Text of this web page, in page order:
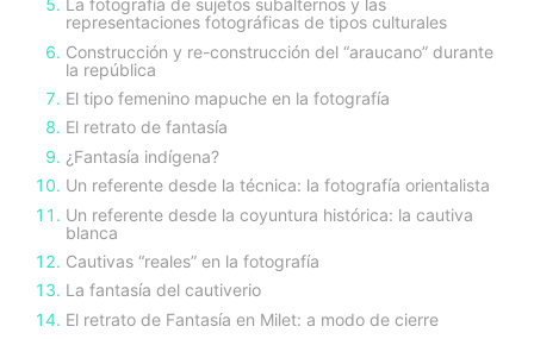
La fotografía de sujetos subalternos y las
representaciones fotográficas de tipos culturales
Construcción y re-construcción del “araucano” durante
la república
El tipo femenino mapuche en la fotografía
El retrato de fantasía
¿Fantasía indígena?
Un referente desde la técnica: la fotografía orientalista
Un referente desde la coyuntura histórica: la cautiva
blanca
Cautivas “reales” en la fotografía
La fantasía del cautiverio
El retrato de Fantasía en Milet: a modo de cierre